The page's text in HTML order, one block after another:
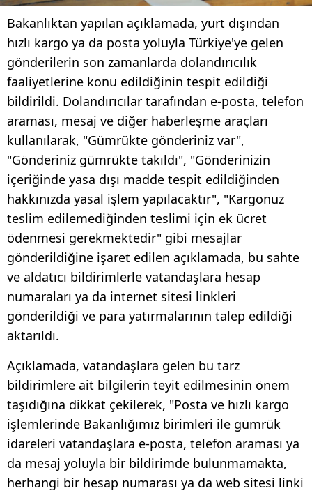
Bakanlıktan yapılan açıklamada, yurt dışından
hızlı kargo ya da posta yoluyla Türkiye'ye gelen
gönderilerin son zamanlarda dolandırıcılık
faaliyetlerine konu edildiğinin tespit edildiği
bildirildi. Dolandırıcılar tarafından e-posta, telefon
araması, mesaj ve diğer haberleşme araçları
kullanılarak, "Gümrükte gönderiniz var",
"Gönderiniz gümrükte takıldı", "Gönderinizin
içeriğinde yasa dışı madde tespit edildiğinden
hakkınızda yasal işlem yapılacaktır", "Kargonuz
teslim edilemediğinden teslimi için ek ücret
ödenmesi gerekmektedir" gibi mesajlar
gönderildiğine işaret edilen açıklamada, bu sahte
ve aldatıcı bildirimlerle vatandaşlara hesap
numaraları ya da internet sitesi linkleri
gönderildiği ve para yatırmalarının talep edildiği
aktarıldı.
Açıklamada, vatandaşlara gelen bu tarz
bildirimlere ait bilgilerin teyit edilmesinin önem
taşıdığına dikkat çekilerek, "Posta ve hızlı kargo
işlemlerinde Bakanlığımız birimleri ile gümrük
idareleri vatandaşlara e-posta, telefon araması ya
da mesaj yoluyla bir bildirimde bulunmamakta,
herhangi bir hesap numarası ya da web sitesi linki